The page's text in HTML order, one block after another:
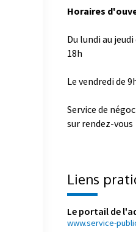
Horaires
Du lundi au
18h
Le vendredi de
Service de
sur rendez-vous
Liens
Le portail de
www.service-